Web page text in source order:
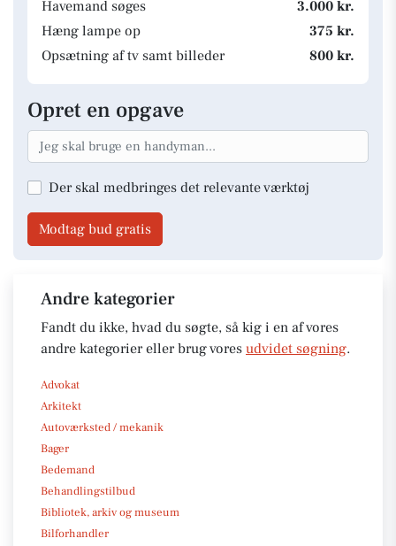
Havemand søges
3.000 kr.
Hæng lampe op
375 kr.
Opsætning af tv samt billeder
800 kr.
Opret en opgave
Der skal medbringes det relevante værktøj
Modtag bud gratis
Andre kategorier
Fandt du ikke, hvad du søgte, så kig i en af vores
andre kategorier eller brug vores udvidet søgning.
Advokat
Arkitekt
Autoværksted / mekanik
Bager
Bedemand
Behandlingstilbud
Bibliotek, arkiv og museum
Bilforhandler